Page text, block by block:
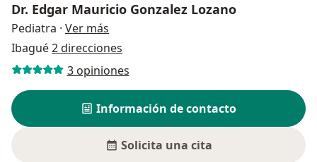
Dr. Edgar Mauricio Gonzalez Lozano
Pediatra · Ver más
Ibagué2 direcciones
3 opiniones
Información de contacto
Solicita una cita